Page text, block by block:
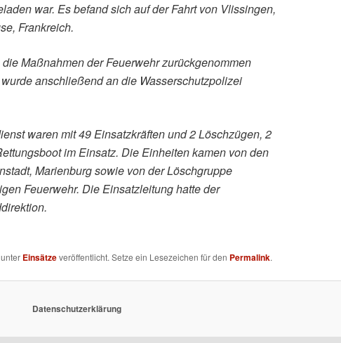
war. Es befand sich auf der Fahrt von Vlissingen,
Frankreich.
Maßnahmen der Feuerwehr zurückgenommen
anschließend an die Wasserschutzpolizei
waren mit 49 Einsatzkräften und 2 Löschzügen, 2
im Einsatz. Die Einheiten kamen von den
Marienburg sowie von der Löschgruppe
Feuerwehr. Die Einsatzleitung hatte der
Einsätzeveröffentlicht. Setze ein Lesezeichen für den Permalink.
Datenschutzerklärung